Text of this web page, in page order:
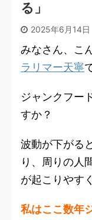
る」
2025年6月14日
みなさん、こ
ラリマー天寧
ジャンクフー
すか？
波動が下がる
り、周りの人
が起こりやす
私はここ数年